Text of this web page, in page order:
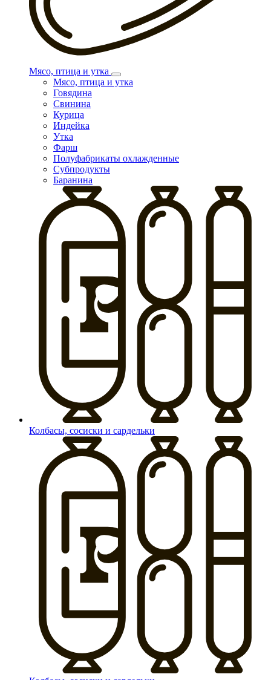
Мясо, птица и утка
Мясо, птица и утка
Говядина
Свинина
Курица
Индейка
Утка
Фарш
Полуфабрикаты охлажденные
Субпродукты
Баранина
Колбасы, сосиски и сардельки